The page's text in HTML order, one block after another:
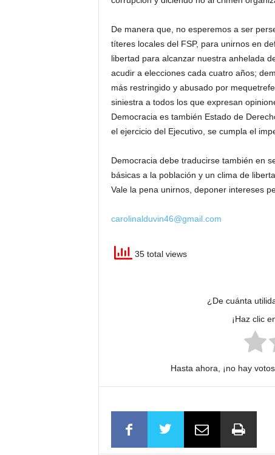
De manera que, no esperemos a ser
títeres locales del FSP, para unirnos en
libertad para alcanzar nuestra anhelada
acudir a elecciones cada cuatro años;
más restringido y abusado por
siniestra a todos los que expresan
Democracia es también Estado de
el ejercicio del Ejecutivo, se cumpla el
Democracia debe traducirse también en
básicas a la población y un clima de
Vale la pena unirnos, deponer intereses
carolinalduvin46@gmail.com
35 total views
¿De cuánta
¡Haz clic
Hasta ahora, ¡no hay